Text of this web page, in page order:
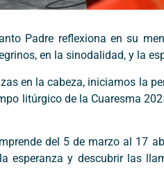
Padre reflexiona en su
en la sinodalidad, y la
en la cabeza, iniciamos la
litúrgico de la Cuaresma
del 5 de marzo al 17
esperanza y descubrir las